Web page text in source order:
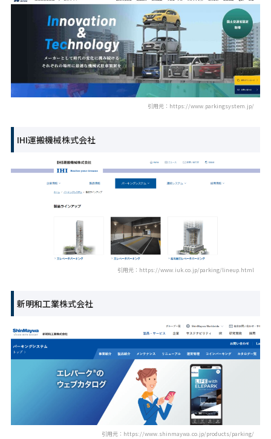
引用元：https://www.parkingsystem.jp/
IHI運搬機械株式会社
引用元：https://www.iuk.co.jp/parking/lineup.html
新明和工業株式会社
引用元：https://www.shinmaywa.co.jp/products/parking/